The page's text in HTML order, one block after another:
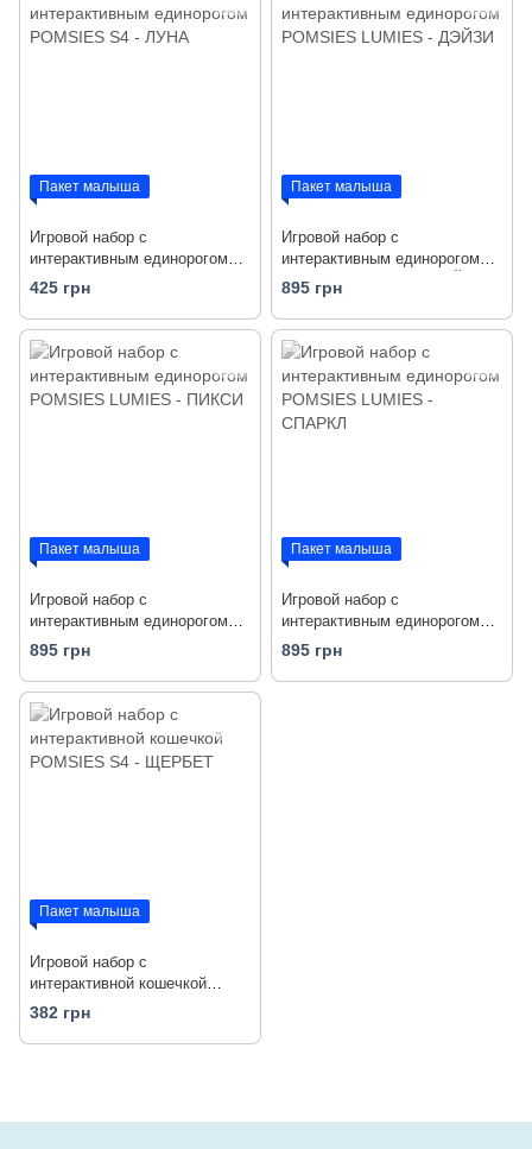
Пакет малыша
Игровой набор с
интерактивным единорогом
POMSIES S4 - ЛУНА
425 грн
Пакет малыша
Игровой набор с
интерактивным единорогом
POMSIES LUMIES - ДЭЙЗИ
895 грн
Пакет малыша
Игровой набор с
интерактивным единорогом
POMSIES LUMIES - ПИКСИ
895 грн
Пакет малыша
Игровой набор с
интерактивным единорогом
POMSIES LUMIES - СПАРКЛ
895 грн
Пакет малыша
Игровой набор с
интерактивной кошечкой
POMSIES S4 - ЩЕРБЕТ
382 грн